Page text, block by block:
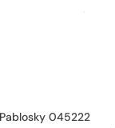
045222